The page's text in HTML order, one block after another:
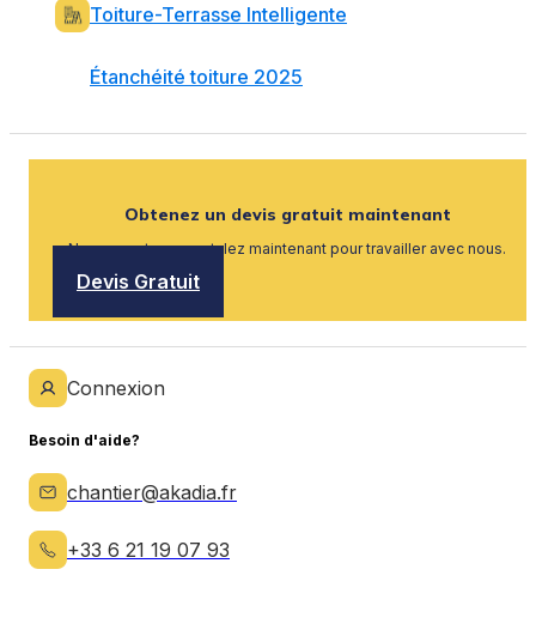
Toiture-Terrasse Intelligente
Étanchéité toiture 2025
Obtenez un devis gratuit maintenant
Nous recrutons, postulez maintenant pour travailler avec nous.
Devis Gratuit
Connexion
Besoin d'aide?
chantier@akadia.fr
+33 6 21 19 07 93